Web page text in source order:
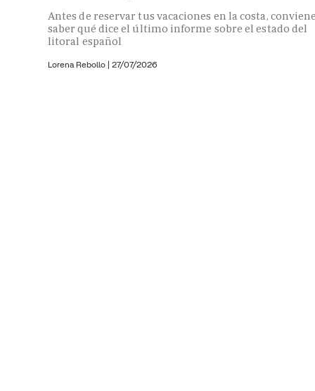
Antes de reservar tus vacaciones en la costa,
saber qué dice el último informe sobre el estado del
litoral español
Lorena Rebollo | 27/07/2026